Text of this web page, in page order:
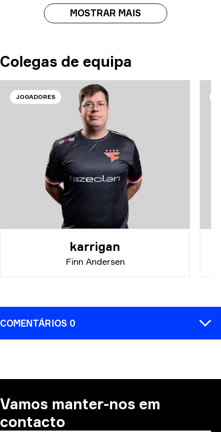
MOSTRAR MAIS
Colegas de equipa
JOGADORES
karrigan
Finn Andersen
COMENTÁRIOS 0
Vamos manter-nos em
contacto